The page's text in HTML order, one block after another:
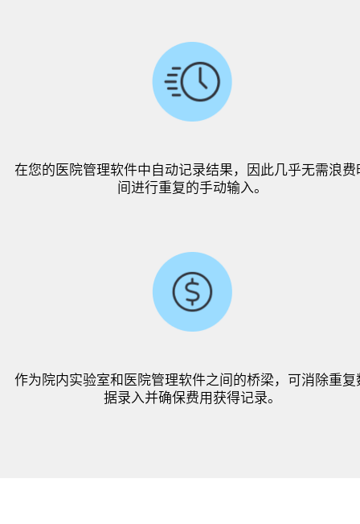
在您的医院管理软件中自动记录结果，因此几乎无需浪费
间进行重复的手动输入。
作为院内实验室和医院管理软件之间的桥梁，可消除重复
据录入并确保费用获得记录。